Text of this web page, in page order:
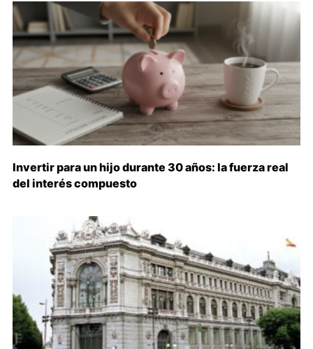
Invertir para un hijo durante 30 años: la fuerza real
del interés compuesto